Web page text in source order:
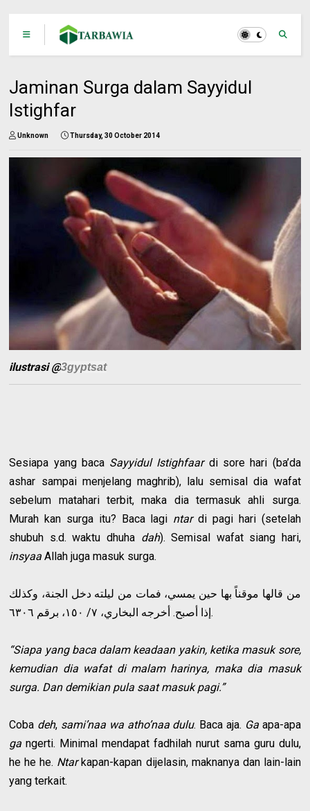
Jaminan Surga dalam Sayyidul
Istighfar
Unknown Thursday, 30 October 2014
ilustrasi @3gyptsat
Sesiapa yang baca Sayyidul Istighfaardi sore hari (ba’da
ashar sampai menjelang maghrib), lalu semisal dia wafat
sebelum matahari terbit, maka dia termasuk ahli surga.
Murah kan surga itu? Baca lagi ntardi pagi hari (setelah
shubuh s.d. waktu dhuha dah). Semisal wafat siang hari,
insyaaAllah juga masuk surga.
من قالها موقناً بها حين يمسي، فمات من ليلته دخل الجنة، وكذلك
إذا أصبح. أخرجه البخاري، ٧/ ١٥٠، برقم ٦٣٠٦.
“Siapa yang baca dalam keadaan yakin, ketika masuk sore,
kemudian dia wafat di malam harinya, maka dia masuk
surga. Dan demikian pula saat masuk pagi.”
Coba deh, sami’naa wa atho’naa dulu. Baca aja. Gaapa-apa
ga ngerti. Minimal mendapat fadhilah nurut sama guru dulu,
he he he. Ntarkapan-kapan dijelasin, maknanya dan lain-lain
yang terkait.